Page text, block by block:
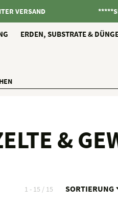
VERSAND
ERDEN, SUBSTRATE &
&
1 - 15 / 15 SORTIERUNG